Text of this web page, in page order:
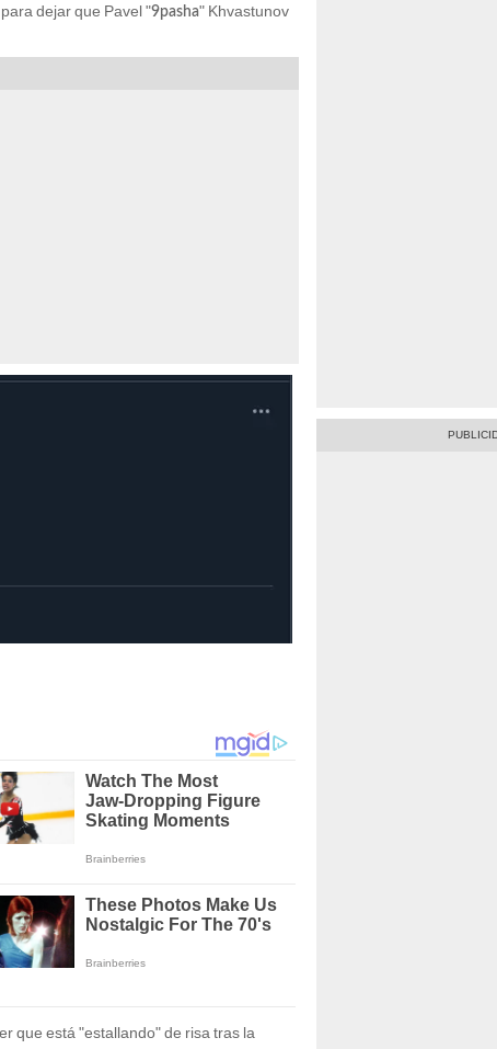
dejar que Pavel "9pasha" Khvastunov
que está "estallando" de risa tras la